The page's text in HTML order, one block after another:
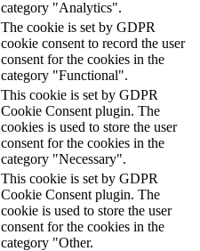
category "Analytics".
The cookie is set by GDPR
cookie consent to record the user
consent for the cookies in the
category "Functional".
This cookie is set by GDPR
Cookie Consent plugin. The
cookies is used to store the user
consent for the cookies in the
category "Necessary".
This cookie is set by GDPR
Cookie Consent plugin. The
cookie is used to store the user
consent for the cookies in the
category "Other.